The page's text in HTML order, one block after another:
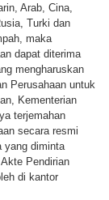
Arab, Cina,
Turki dan
maka
dapat diterima
mengharuskan
Perusahaan untuk
Kementerian
terjemahan
secara resmi
yang diminta
Pendirian
di kantor